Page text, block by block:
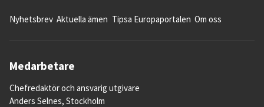
Nyhetsbrev Aktuella ämen Tipsa Europaportalen Om oss
Medarbetare
Chefredaktör och ansvarig utgivare
Anders Selnes, Stockholm